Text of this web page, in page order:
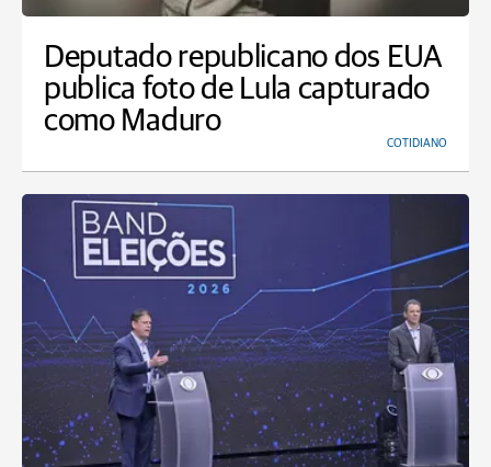
Deputado republicano dos EUA
publica foto de Lula capturado
como Maduro
COTIDIANO